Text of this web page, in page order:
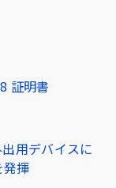
証明書
用デバイスに
揮